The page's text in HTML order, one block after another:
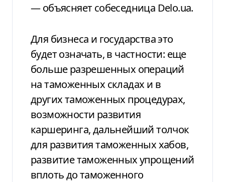
— объясняет собеседница Delo.ua.
Для бизнеса и государства это
будет означать, в частности: еще
больше разрешенных операций
на таможенных складах и в
других таможенных процедурах,
возможности развития
каршеринга, дальнейший толчок
для развития таможенных хабов,
развитие таможенных упрощений
вплоть до таможенного